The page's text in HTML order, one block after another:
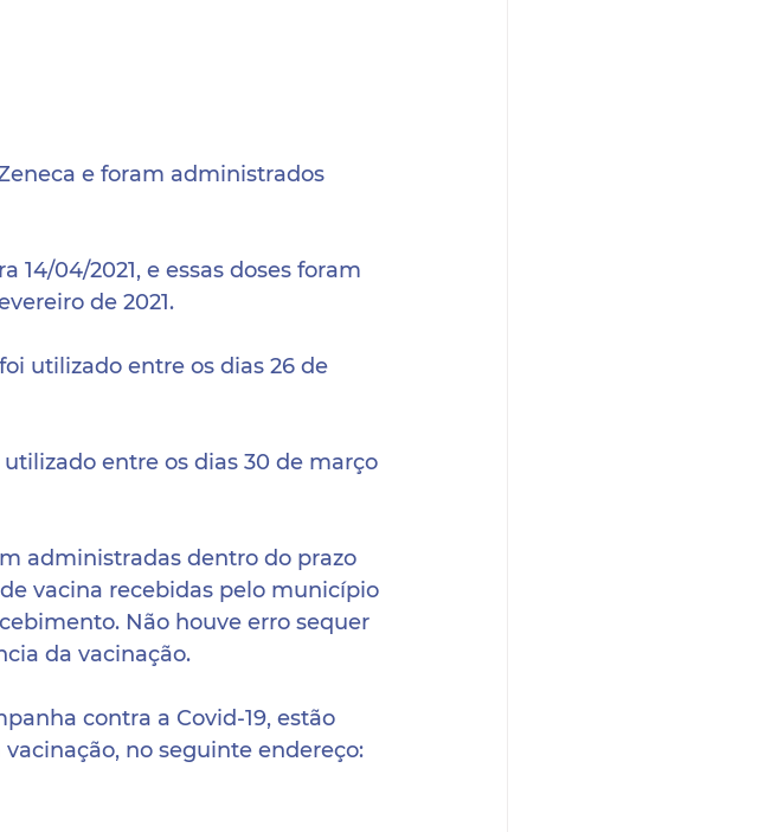
e foram administrados
14/04/2021, e essas doses foram
de 2021.
utilizado entre os dias 26 de
utilizado entre os dias 30 de março
administradas dentro do prazo
vacina recebidas pelo município
Não houve erro sequer
da vacinação.
contra a Covid-19, estão
no seguinte endereço: